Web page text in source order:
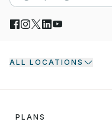
ALL LOCATIONS
PLANS